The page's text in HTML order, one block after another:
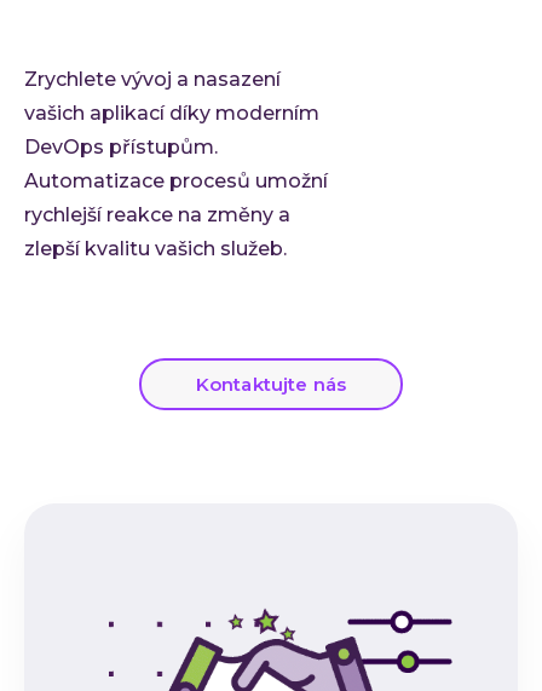
Zrychlete vývoj a nasazení
vašich aplikací díky moderním
DevOps přístupům.
Automatizace procesů umožní
rychlejší reakce na změny a
zlepší kvalitu vašich služeb.
Kontaktujte nás